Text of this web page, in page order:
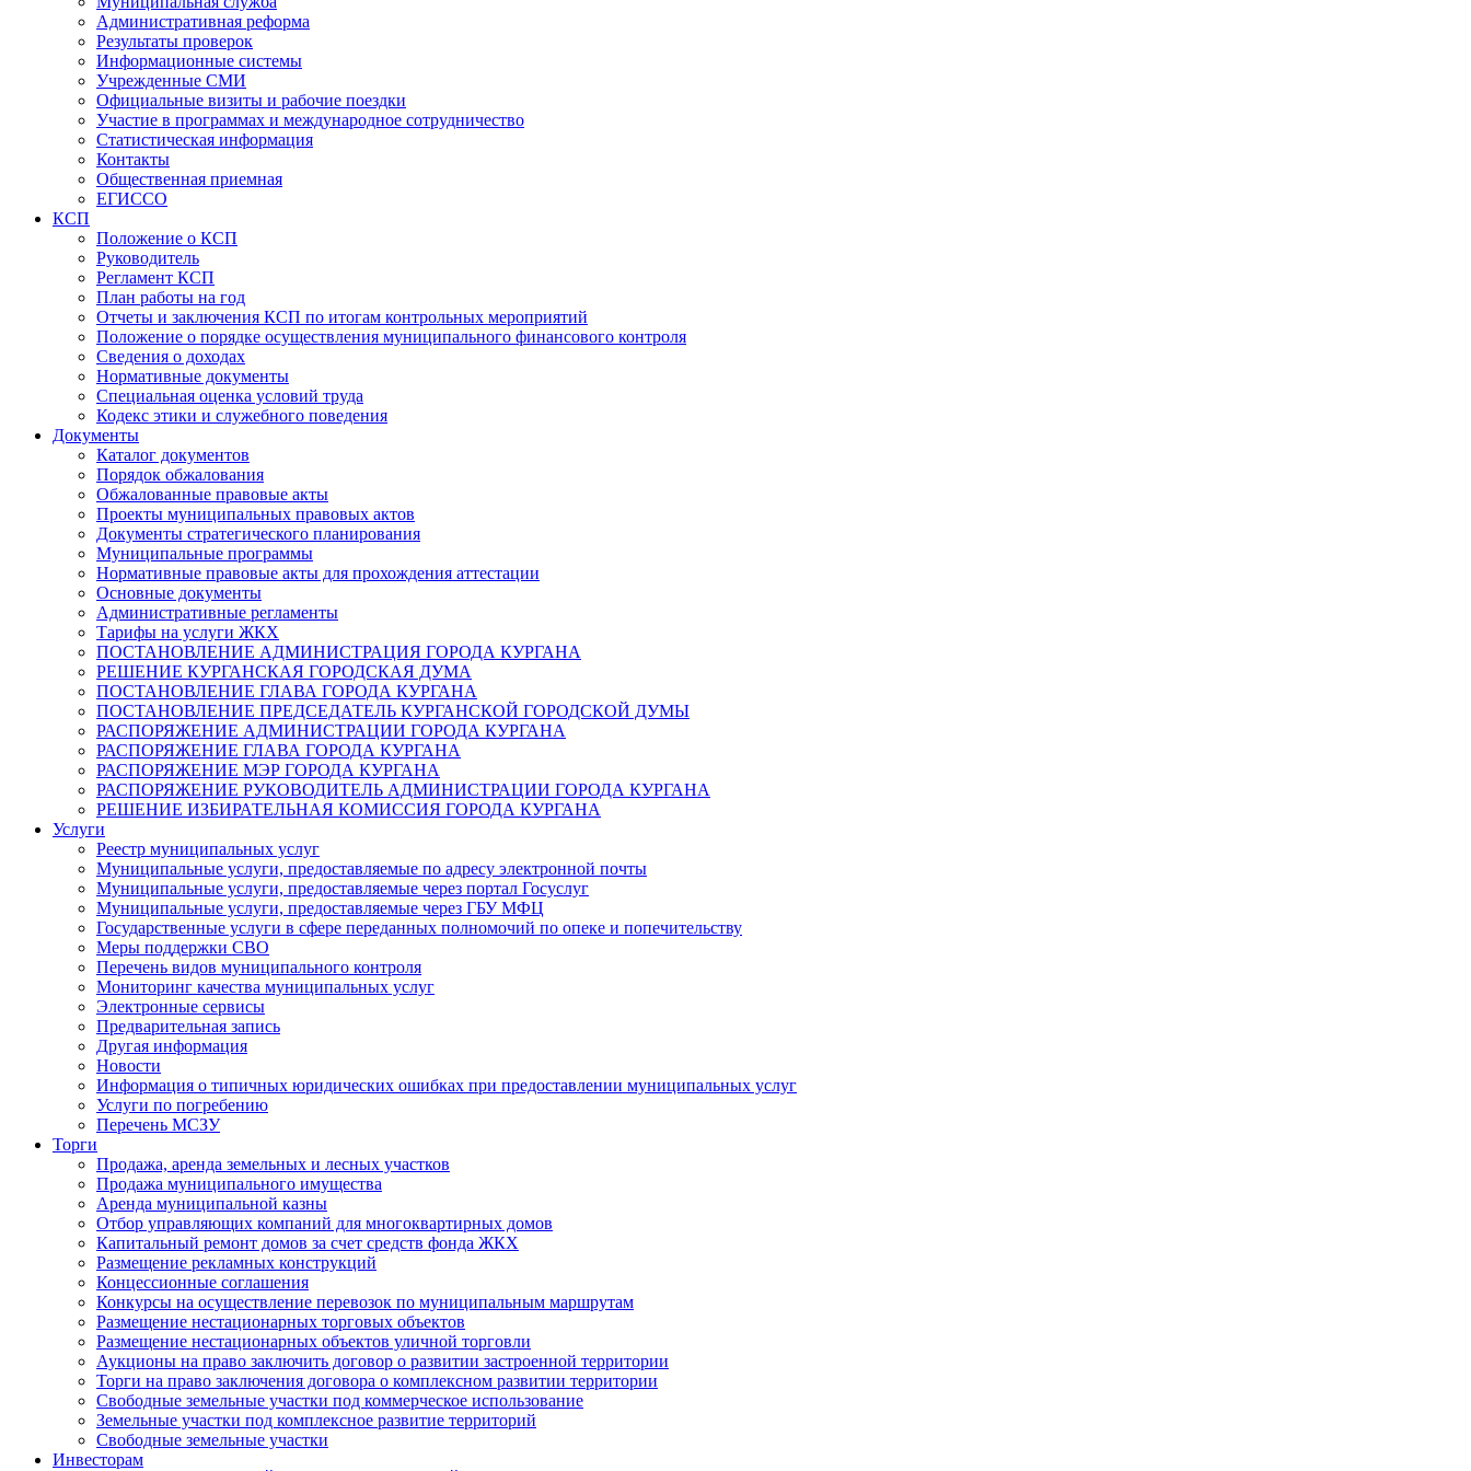
Административная реформа
Результаты проверок
Информационные системы
Учрежденные СМИ
Официальные визиты и рабочие поездки
Участие в программах и международное сотрудничество
Статистическая информация
Контакты
Общественная приемная
ЕГИССО
КСП
Положение о КСП
Руководитель
Регламент КСП
План работы на год
Отчеты и заключения КСП по итогам контрольных мероприятий
Положение о порядке осуществления муниципального финансового контроля
Сведения о доходах
Нормативные документы
Специальная оценка условий труда
Кодекс этики и служебного поведения
Документы
Каталог документов
Порядок обжалования
Обжалованные правовые акты
Проекты муниципальных правовых актов
Документы стратегического планирования
Муниципальные программы
Нормативные правовые акты для прохождения аттестации
Основные документы
Административные регламенты
Тарифы на услуги ЖКХ
ПОСТАНОВЛЕНИЕ АДМИНИСТРАЦИЯ ГОРОДА КУРГАНА
РЕШЕНИЕ КУРГАНСКАЯ ГОРОДСКАЯ ДУМА
ПОСТАНОВЛЕНИЕ ГЛАВА ГОРОДА КУРГАНА
ПОСТАНОВЛЕНИЕ ПРЕДСЕДАТЕЛЬ КУРГАНСКОЙ ГОРОДСКОЙ ДУМЫ
РАСПОРЯЖЕНИЕ АДМИНИСТРАЦИИ ГОРОДА КУРГАНА
РАСПОРЯЖЕНИЕ ГЛАВА ГОРОДА КУРГАНА
РАСПОРЯЖЕНИЕ МЭР ГОРОДА КУРГАНА
РАСПОРЯЖЕНИЕ РУКОВОДИТЕЛЬ АДМИНИСТРАЦИИ ГОРОДА КУРГАНА
РЕШЕНИЕ ИЗБИРАТЕЛЬНАЯ КОМИССИЯ ГОРОДА КУРГАНА
Услуги
Реестр муниципальных услуг
Муниципальные услуги, предоставляемые по адресу электронной почты
Муниципальные услуги, предоставляемые через портал Госуслуг
Муниципальные услуги, предоставляемые через ГБУ МФЦ
Государственные услуги в сфере переданных полномочий по опеке и попечительству
Меры поддержки СВО
Перечень видов муниципального контроля
Мониторинг качества муниципальных услуг
Электронные сервисы
Предварительная запись
Другая информация
Новости
Информация о типичных юридических ошибках при предоставлении муниципальных услуг
Услуги по погребению
Перечень МСЗУ
Торги
Продажа, аренда земельных и лесных участков
Продажа муниципального имущества
Аренда муниципальной казны
Отбор управляющих компаний для многоквартирных домов
Капитальный ремонт домов за счет средств фонда ЖКХ
Размещение рекламных конструкций
Концессионные соглашения
Конкурсы на осуществление перевозок по муниципальным маршрутам
Размещение нестационарных торговых объектов
Размещение нестационарных объектов уличной торговли
Аукционы на право заключить договор о развитии застроенной территории
Торги на право заключения договора о комплексном развитии территории
Свободные земельные участки под коммерческое использование
Земельные участки под комплексное развитие территорий
Свободные земельные участки
Инвесторам